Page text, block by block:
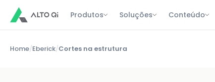
Produtos Soluções Conteúdo
Home/Eberick/Cortes na estrutura